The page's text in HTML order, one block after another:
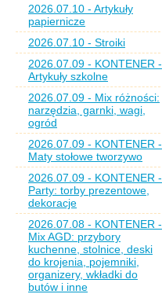
2026.07.10 - Artykuły
papiernicze
2026.07.10 - Stroiki
2026.07.09 - KONTENER -
Artykuły szkolne
2026.07.09 - Mix różności:
narzędzia, garnki, wagi,
ogród
2026.07.09 - KONTENER -
Maty stołowe tworzywo
2026.07.09 - KONTENER -
Party: torby prezentowe,
dekoracje
2026.07.08 - KONTENER -
Mix AGD: przybory
kuchenne, stolnice, deski
do krojenia, pojemniki,
organizery, wkładki do
butów i inne